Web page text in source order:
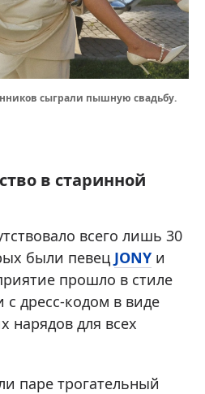
сыграли пышную свадьбу.
в старинной
всего лишь 30
были певец JONY и
прошло в стиле
с дресс-кодом в виде
нарядов для всех
паре трогательный